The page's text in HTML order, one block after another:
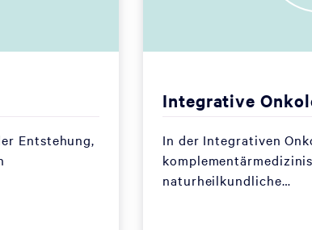
Entstehung,
Integrative
In der Integrativen
naturheilkundliche…